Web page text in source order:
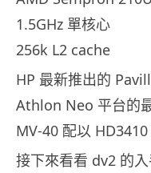
1.5GHz 單核心
256k L2 cache
HP 最新推出的
Athlon Neo 平台的
MV-40 配以
接下來看看 dv2 的入